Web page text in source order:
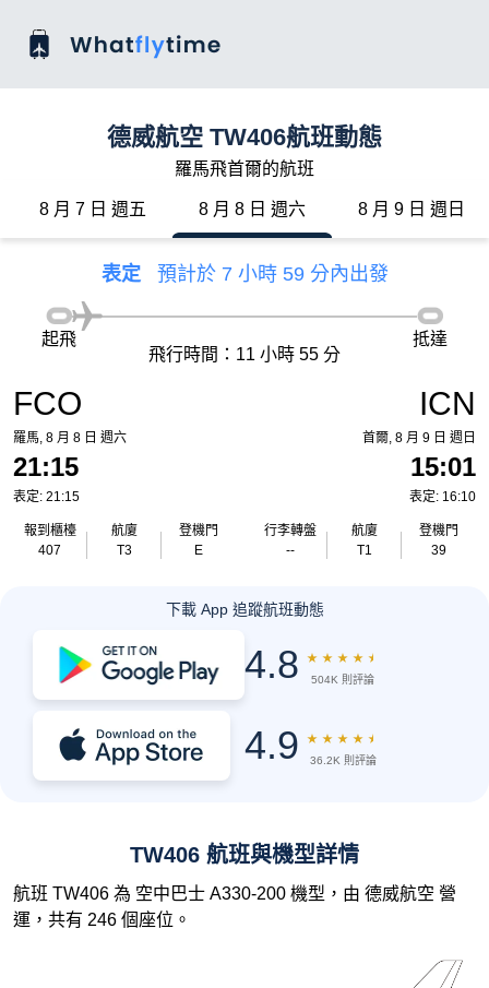
德威航空 TW406航班動態
羅馬飛首爾的航班
8 月 7 日 週五 8 月 8 日 週六 8 月 9 日 週日
表定 預計於 7 小時 59 分內出發
FCO
羅馬, 8 月 8 日 週六
21:15
表定: 21:15
報到櫃檯
407
航廈
T3
登機門
E
起飛
飛行時間：11 小時 55 分
抵達
ICN
首爾, 8 月 9 日 週日
15:01
表定: 16:10
行李轉盤
--
航廈
T1
登機門
39
下載 App 追蹤航班動態
4.8 ★ ★ ★ ★ ★
504K 則評論
4.9 ★ ★ ★ ★ ★
36.2K 則評論
TW406 航班與機型詳情
航班 TW406 為 空中巴士 A330-200 機型，由 德威航空 營
運，共有 246 個座位。